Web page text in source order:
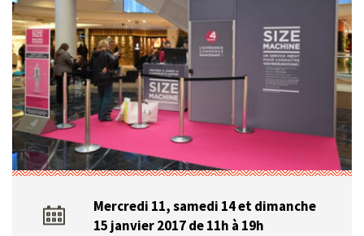
Mercredi 11, samedi 14 et dimanche
15 janvier 2017 de 11h à 19h